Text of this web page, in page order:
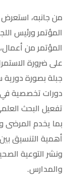
من جانبه، استعرض
المؤتمر ورئيس
المؤتمر من
على ضرورة
جبلة بصورة
دورات تخصصية
تفعيل البحث
بما يخدم المرضى
أهمية التنسيق
ونشر التوعية
والمدارس.